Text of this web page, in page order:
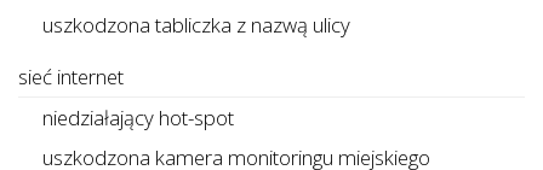
uszkodzona tabliczka z nazwą ulicy
sieć internet
niedziałający hot-spot
uszkodzona kamera monitoringu miejskiego